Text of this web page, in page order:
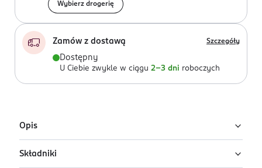
Wybierz drogerię
Zamów z dostawą Szczegóły
Dostępny
U Ciebie zwykle w ciągu 2-3 dni roboczych
Opis
Trzykomorowe kapsułki żelowe do prania –
Składniki